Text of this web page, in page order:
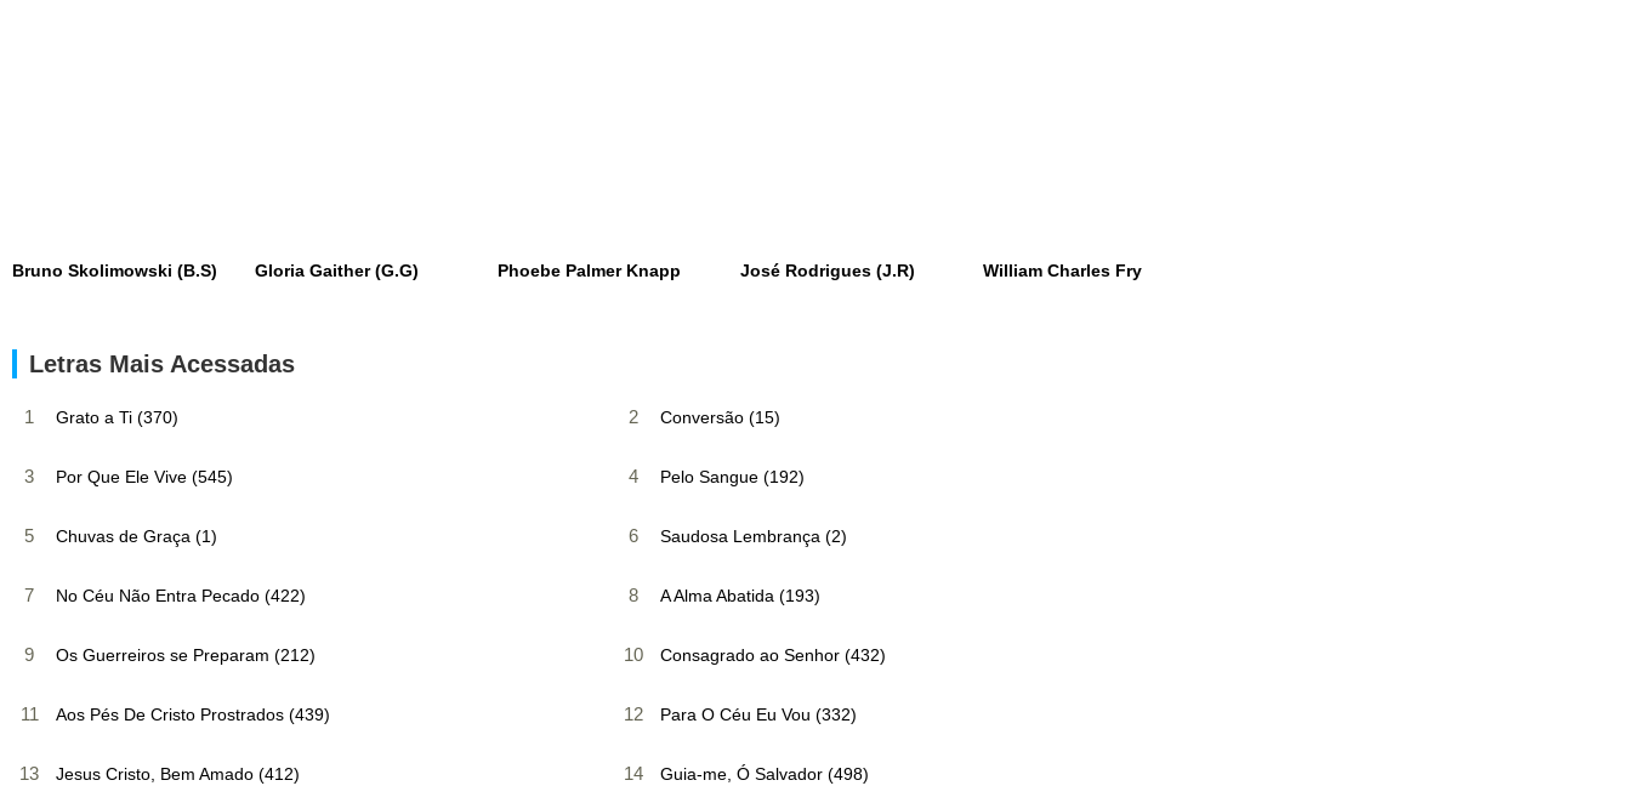
Bruno Skolimowski (B.S) Gloria Gaither (G.G) Phoebe Palmer Knapp José Rodrigues (J.R) William Charles Fry
Letras Mais Acessadas
1 Grato a Ti (370) 2 Conversão (15)
3 Por Que Ele Vive (545) 4 Pelo Sangue (192)
5 Chuvas de Graça (1) 6 Saudosa Lembrança (2)
7 No Céu Não Entra Pecado (422) 8 A Alma Abatida (193)
9 Os Guerreiros se Preparam (212) 10 Consagrado ao Senhor (432)
11 Aos Pés De Cristo Prostrados (439) 12 Para O Céu Eu Vou (332)
13 Jesus Cristo, Bem Amado (412) 14 Guia-me, Ó Salvador (498)